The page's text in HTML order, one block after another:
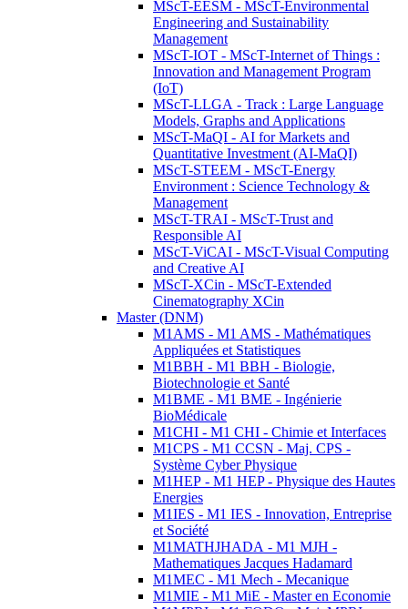
MScT-EESM - MScT-Environmental
Engineering and Sustainability
Management
MScT-IOT - MScT-Internet of Things :
Innovation and Management Program
(IoT)
MScT-LLGA - Track : Large Language
Models, Graphs and Applications
MScT-MaQI - AI for Markets and
Quantitative Investment (AI-MaQI)
MScT-STEEM - MScT-Energy
Environment : Science Technology &
Management
MScT-TRAI - MScT-Trust and
Responsible AI
MScT-ViCAI - MScT-Visual Computing
and Creative AI
MScT-XCin - MScT-Extended
Cinematography XCin
Master (DNM)
M1AMS - M1 AMS - Mathématiques
Appliquées et Statistiques
M1BBH - M1 BBH - Biologie,
Biotechnologie et Santé
M1BME - M1 BME - Ingénierie
BioMédicale
M1CHI - M1 CHI - Chimie et Interfaces
M1CPS - M1 CCSN - Maj. CPS -
Système Cyber Physique
M1HEP - M1 HEP - Physique des Hautes
Energies
M1IES - M1 IES - Innovation, Entreprise
et Société
M1MATHJHADA - M1 MJH -
Mathematiques Jacques Hadamard
M1MEC - M1 Mech - Mecanique
M1MIE - M1 MiE - Master en Economie